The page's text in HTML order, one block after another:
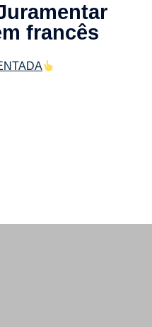
francês